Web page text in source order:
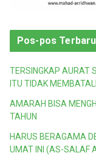
Pos-pos Terbaru
TERSINGKAP AURAT
ITU TIDAK
AMARAH BISA
TAHUN
HARUS BERAGAMA
UMAT INI (AS-SALAF